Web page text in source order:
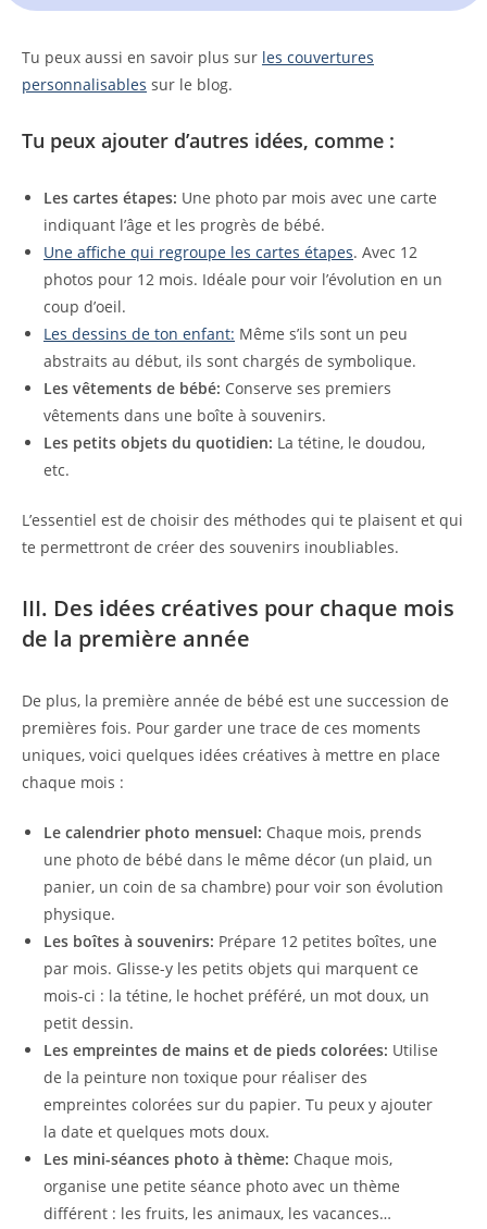
Tu peux aussi en savoir plus sur les couvertures
personnalisables sur le blog.
Tu peux ajouter d’autres idées, comme :
Les cartes étapes: Une photo par mois avec une carte
indiquant l’âge et les progrès de bébé.
Une affiche qui regroupe les cartes étapes. Avec 12
photos pour 12 mois. Idéale pour voir l’évolution en un
coup d’oeil.
Les dessins de ton enfant: Même s’ils sont un peu
abstraits au début, ils sont chargés de symbolique.
Les vêtements de bébé: Conserve ses premiers
vêtements dans une boîte à souvenirs.
Les petits objets du quotidien: La tétine, le doudou,
etc.
L’essentiel est de choisir des méthodes qui te plaisent et qui
te permettront de créer des souvenirs inoubliables.
III. Des idées créatives pour chaque mois
de la première année
De plus, la première année de bébé est une succession de
premières fois. Pour garder une trace de ces moments
uniques, voici quelques idées créatives à mettre en place
chaque mois :
Le calendrier photo mensuel: Chaque mois, prends
une photo de bébé dans le même décor (un plaid, un
panier, un coin de sa chambre) pour voir son évolution
physique.
Les boîtes à souvenirs: Prépare 12 petites boîtes, une
par mois. Glisse-y les petits objets qui marquent ce
mois-ci : la tétine, le hochet préféré, un mot doux, un
petit dessin.
Les empreintes de mains et de pieds colorées: Utilise
de la peinture non toxique pour réaliser des
empreintes colorées sur du papier. Tu peux y ajouter
la date et quelques mots doux.
Les mini-séances photo à thème: Chaque mois,
organise une petite séance photo avec un thème
différent : les fruits, les animaux, les vacances…